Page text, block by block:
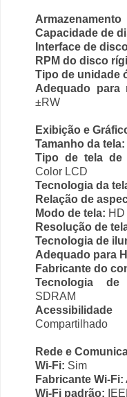
Armazenamento
Capacidade de
Interface de
RPM do disco
Tipo de unidade
Adequado para
±RW
Exibição e
Tamanho da tela:
Tipo de tela de
Color LCD
Tecnologia da
Relação de
Modo de tela: HD
Resolução de
Tecnologia de
Adequado para
Fabricante do
Tecnologia de
SDRAM
Compartilhado
Rede e
Wi-Fi: Sim
Fabricante Wi-Fi:
Wi-Fi padrão: